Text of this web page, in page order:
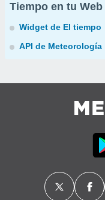
Tiempo en tu Web
Widget de El tiempo
API de Meteorología